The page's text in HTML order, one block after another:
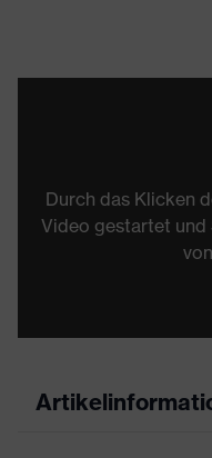
Durch das Klicken
Video gestartet und